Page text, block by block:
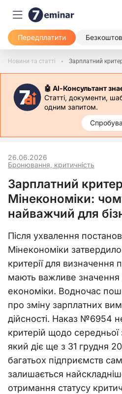
Передплатити
Новини та статті
🤖 АІ-Консультант
Статті, документи,
одним запитом.
Бронювання, критичність
26.06.2026
Зарплатний
Мінекономіки:
найважчий для
Після ухвалення
Мінекономіки затвердило
критерії для визначення
мають важливе значення
економіки. Водночас
про зміну зарплатних
дійсності. Наказ №6954
критерій щодо середньої
який діє ще з 31 грудня
багатьох підприємств
залишається
отримання статусу